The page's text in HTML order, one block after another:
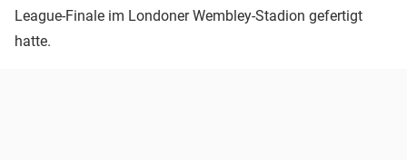
League-Finale im Londoner Wembley-Stadion gefertigt
hatte.